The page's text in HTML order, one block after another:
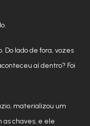
Do lado de fora, vozes
aí dentro? Foi
materializou um
as chaves, e ele